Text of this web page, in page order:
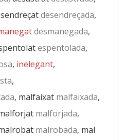
desendreçada,
desmanegada,
espentolada,
, inelegant,
,
, malfaixat malfaixada,
malforjada,
malrobada, mal